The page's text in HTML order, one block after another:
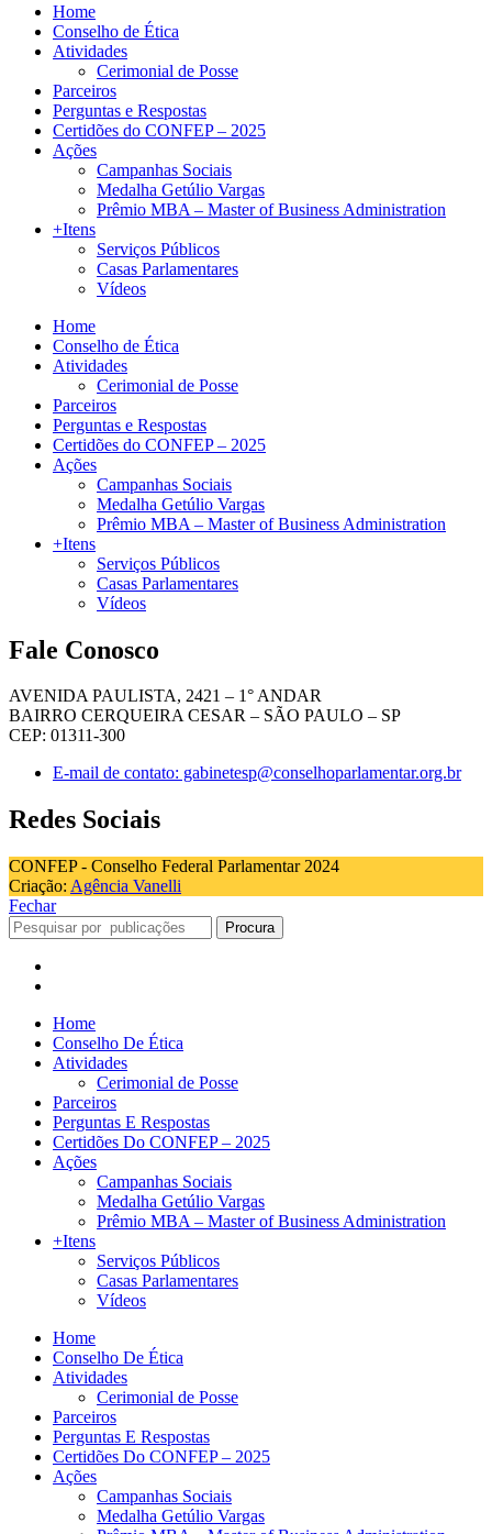
Home
Conselho de Ética
Atividades
Cerimonial de Posse
Parceiros
Perguntas e Respostas
Certidões do CONFEP – 2025
Ações
Campanhas Sociais
Medalha Getúlio Vargas
Prêmio MBA – Master of Business Administration
+Itens
Serviços Públicos
Casas Parlamentares
Vídeos
Home
Conselho de Ética
Atividades
Cerimonial de Posse
Parceiros
Perguntas e Respostas
Certidões do CONFEP – 2025
Ações
Campanhas Sociais
Medalha Getúlio Vargas
Prêmio MBA – Master of Business Administration
+Itens
Serviços Públicos
Casas Parlamentares
Vídeos
Fale Conosco
AVENIDA PAULISTA, 2421 – 1° ANDAR
BAIRRO CERQUEIRA CESAR – SÃO PAULO – SP
CEP: 01311-300
E-mail de contato: gabinetesp@conselhoparlamentar.org.br
Redes Sociais
CONFEP - Conselho Federal Parlamentar 2024
Criação: Agência Vanelli
Fechar
Procura
Home
Conselho De Ética
Atividades
Cerimonial de Posse
Parceiros
Perguntas E Respostas
Certidões Do CONFEP – 2025
Ações
Campanhas Sociais
Medalha Getúlio Vargas
Prêmio MBA – Master of Business Administration
+Itens
Serviços Públicos
Casas Parlamentares
Vídeos
Home
Conselho De Ética
Atividades
Cerimonial de Posse
Parceiros
Perguntas E Respostas
Certidões Do CONFEP – 2025
Ações
Campanhas Sociais
Medalha Getúlio Vargas